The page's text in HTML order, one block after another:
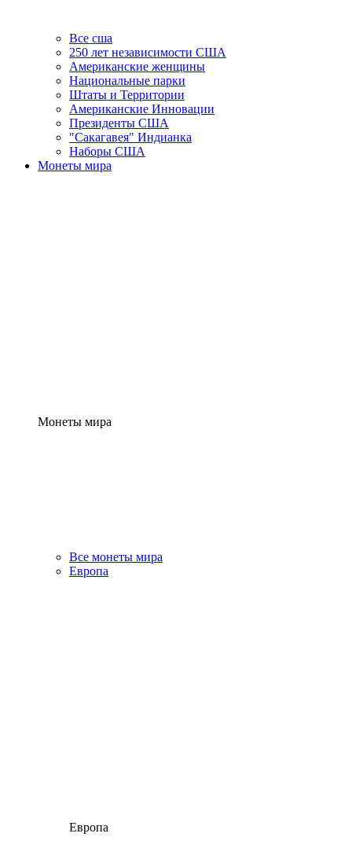
Все сша
250 лет независимости США
Американские женщины
Национальные парки
Штаты и Территории
Американские Инновации
Президенты США
"Сакагавея" Индианка
Наборы США
Монеты мира
Монеты мира
Все монеты мира
Европа
Европа